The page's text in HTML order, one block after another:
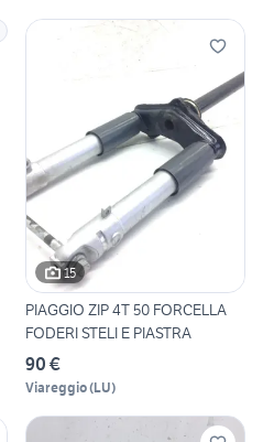
15
PIAGGIO ZIP 4T 50 FORCELLA
FODERI STELI E PIASTRA
90 €
Viareggio(LU)